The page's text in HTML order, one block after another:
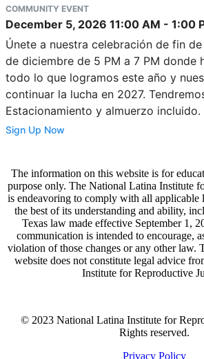
COMMUNITY EVENT
December 5, 2026 11:00 AM - 1:00
Únete a nuestra celebración de fin
de diciembre de 5 PM a 7 PM donde
todo lo que logramos este año y
continuar la lucha en 2027.
Estacionamiento y almuerzo incluido.
Sign Up Now
The information on this website is for
purpose only. The National Latina Institute
is endeavoring to comply with all applicable
the best of its understanding and ability,
Texas law made effective September 1,
communication is intended to encourage,
violation of those changes or any other law.
website does not constitute legal advice
Institute for Reproductive
© 2023 National Latina Institute for
Rights reserved.
Privacy Policy